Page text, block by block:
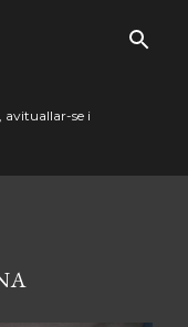
avituallar-se i